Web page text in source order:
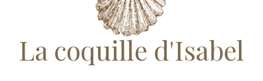
La coquille d'Isabel